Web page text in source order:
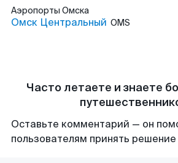
Аэропорты Омска
Омск Центральный OMS
Часто летаете и знаете
Оставьте комментарий — он
пользователям принять решение